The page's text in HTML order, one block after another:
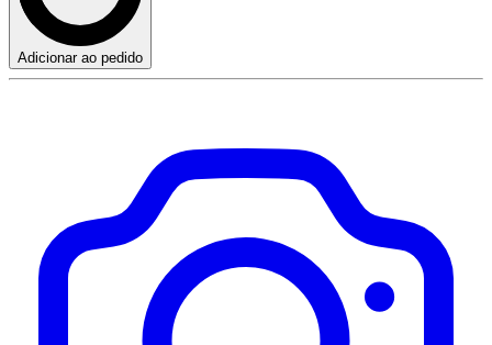
Adicionar ao pedido